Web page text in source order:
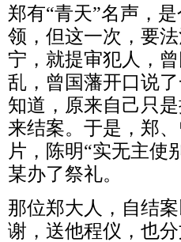
郑有“青天”名声，
领，但这一次，要
宁，就提审犯人，
乱，曾国藩开口说
知道，原来自己只
来结案。于是，郑
片，陈明“实无主使
某办了祭礼。
那位郑大人，自结
谢，送他程仪，也